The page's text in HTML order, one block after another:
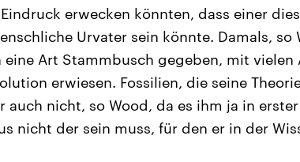
erwecken könnten, dass einer
Urvater sein könnte. Damals, so
Art Stammbusch gegeben, mit vielen
erwiesen. Fossilien, die seine
auch nicht, so Wood, da es ihm ja in
nicht der sein muss, für den er in der